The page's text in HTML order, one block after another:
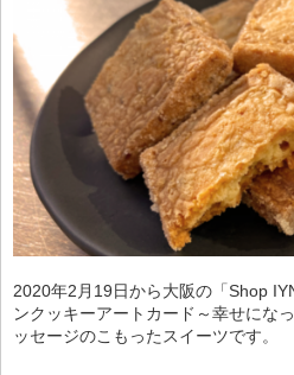
2020年2月19日から大阪の「Shop
ンクッキーアートカード～幸せにな
ッセージのこもったスイーツです。